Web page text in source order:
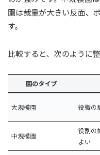
園は裁量が大きい反面、
す。
比較すると、次のように整
園のタイプ
大規模園 役職の
中規模園
役割の
よい